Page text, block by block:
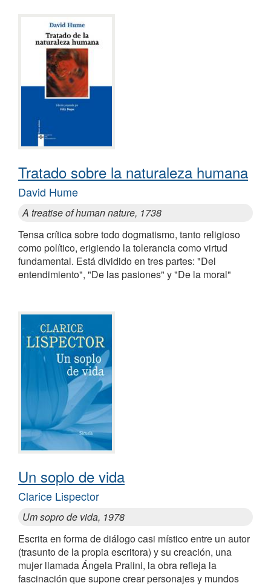
Tratado sobre la naturaleza humana
David Hume
A treatise of human nature, 1738
Tensa crítica sobre todo dogmatismo, tanto religioso
como político, erigiendo la tolerancia como virtud
fundamental. Está dividido en tres partes: "Del
entendimiento", "De las pasiones" y "De la moral"
Un soplo de vida
Clarice Lispector
Um sopro de vida, 1978
Escrita en forma de diálogo casi místico entre un autor
(trasunto de la propia escritora) y su creación, una
mujer llamada Ángela Pralini, la obra refleja la
fascinación que supone crear personajes y mundos